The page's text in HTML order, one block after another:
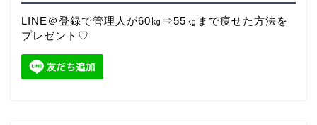
LINE＠登録で管理人が60㎏⇒55㎏まで痩せた方法を
プレゼント♡